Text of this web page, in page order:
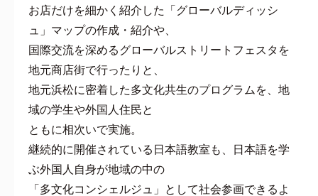
お店だけを細かく紹介した「グローバルディッシ
ュ」マップの作成・紹介や、
国際交流を深めるグローバルストリートフェスタを
地元商店街で行ったりと、
地元浜松に密着した多文化共生のプログラムを、地
域の学生や外国人住民と
ともに相次いで実施。
継続的に開催されている日本語教室も、日本語を学
ぶ外国人自身が地域の中の
「多文化コンシェルジュ」として社会参画できるよ